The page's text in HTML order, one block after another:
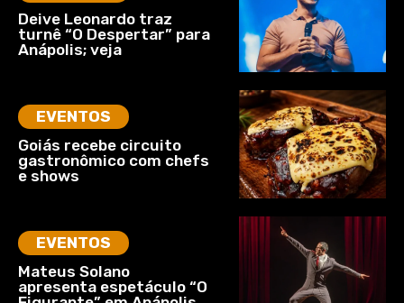
Deive Leonardo traz
turnê “O Despertar” para
Anápolis; veja
EVENTOS
Goiás recebe circuito
gastronômico com chefs
e shows
EVENTOS
Mateus Solano
apresenta espetáculo “O